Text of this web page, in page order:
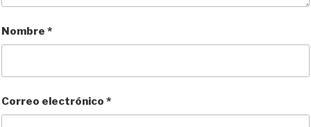
Nombre *
Correo electrónico *